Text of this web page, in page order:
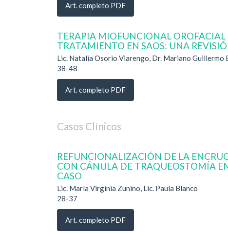
Art. completo PDF
TERAPIA MIOFUNCIONAL
TRATAMIENTO EN SAOS: UNA
Lic. Natalia Osorio Viarengo, Dr. Mariano Guillermo
38-48
Art. completo PDF
Casos Clínicos
REFUNCIONALIZACIÓN DE LA
CON CÁNULA DE TRAQUEOSTOMÍA
CASO
Lic. María Virginia Zunino, Lic. Paula Blanco
28-37
Art. completo PDF